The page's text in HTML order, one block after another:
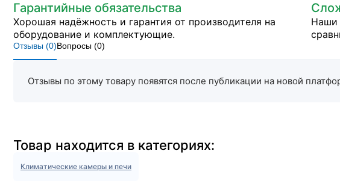
Гарантийные обязательства
Хорошая надёжность и гарантия от производителя на
оборудование и комплектующие.
Наши
Отзывы (0)Вопросы (0)
Отзывы по этому товару появятся после публикации на новой
Товар находится в категориях:
Климатические камеры и печи